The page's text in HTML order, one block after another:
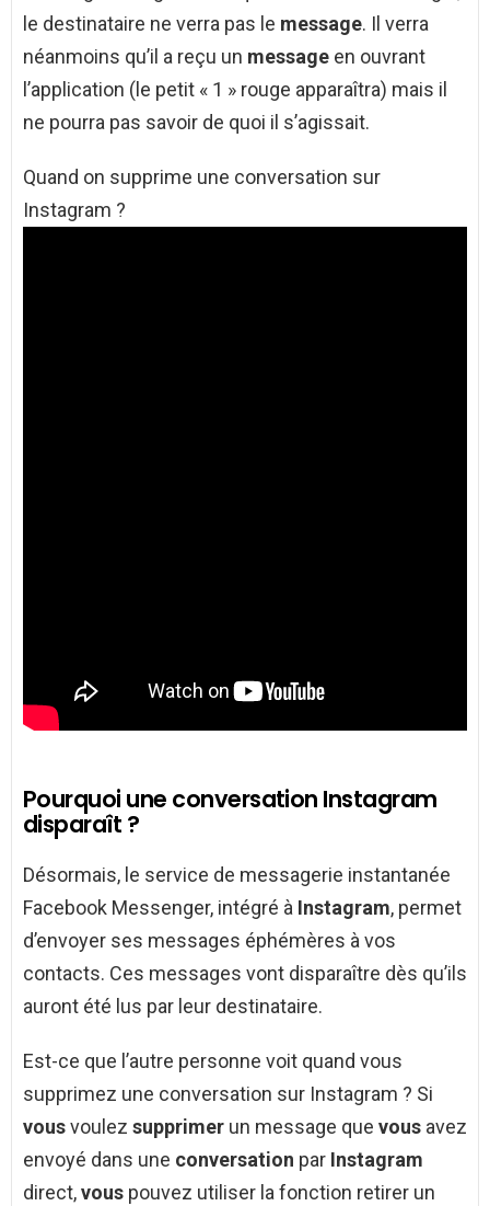
le destinataire ne verra pas le message. Il verra
néanmoins qu’il a reçu un message en ouvrant
l’application (le petit « 1 » rouge apparaîtra) mais il
ne pourra pas savoir de quoi il s’agissait.
Quand on supprime une conversation sur
Instagram ?
Pourquoi une conversation Instagram
disparaît ?
Désormais, le service de messagerie instantanée
Facebook Messenger, intégré à Instagram, permet
d’envoyer ses messages éphémères à vos
contacts. Ces messages vont disparaître dès qu’ils
auront été lus par leur destinataire.
Est-ce que l’autre personne voit quand vous
supprimez une conversation sur Instagram ? Si
vousvoulez supprimer un message que vous avez
envoyé dans une conversation par Instagram
direct,vous pouvez utiliser la fonction retirer un